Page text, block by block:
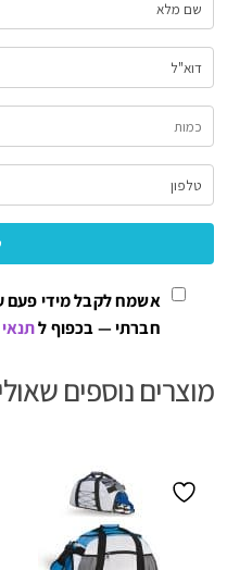
אשמח לקבל מידי פעם
חברתי — בכפוף ל
מוצרים נוספים